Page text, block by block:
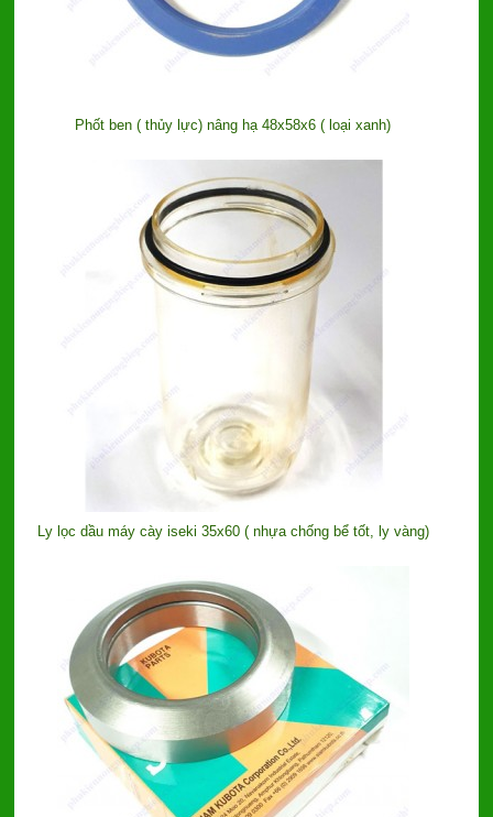
Phốt ben ( thủy lực) nâng hạ 48x58x6 ( loại xanh)
Ly lọc dầu máy cày iseki 35x60 ( nhựa chống bể tốt, ly vàng)